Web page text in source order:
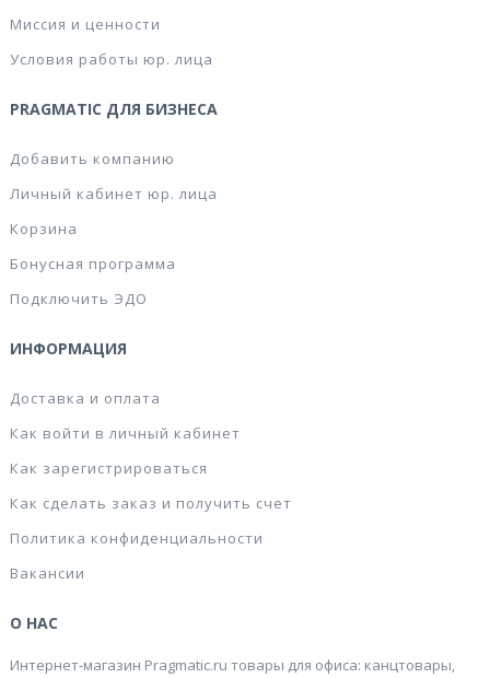
Миссия и ценности
Условия работы юр. лица
PRAGMATIC ДЛЯ БИЗНЕСА
Добавить компанию
Личный кабинет юр. лица
Корзина
Бонусная программа
Подключить ЭДО
ИНФОРМАЦИЯ
Доставка и оплата
Как войти в личный кабинет
Как зарегистрироваться
Как сделать заказ и получить счет
Политика конфиденциальности
Вакансии
О НАС
Интернет-магазин Pragmatic.ru товары для офиса: канцтовары,